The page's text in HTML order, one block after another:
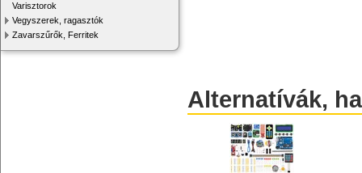
Varisztorok
Vegyszerek, ragasztók
Zavarszűrők, Ferritek
Alternatívák,